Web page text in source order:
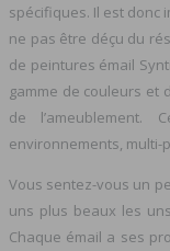
spécifiques. Il est donc
ne pas être déçu du
de peintures émail
gamme de couleurs et
de l’ameublement.
environnements, multi-
Vous sentez-vous un
uns plus beaux les
Chaque émail a ses